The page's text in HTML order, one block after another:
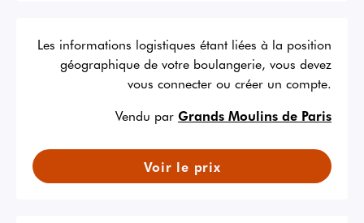
Les informations logistiques étant liées à la position
géographique de votre boulangerie, vous devez
vous connecter ou créer un compte.
Vendu par Grands Moulins de Paris
Voir le prix